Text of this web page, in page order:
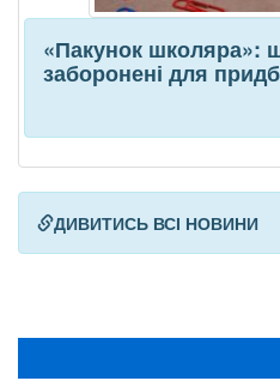
«Пакунок школяра»:
заборонені для
ДИВИТИСЬ ВСІ НОВИНИ